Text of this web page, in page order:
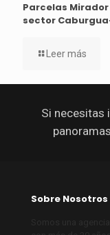
Parcelas Mirador
sector
Leer más
Si necesitas
Sobre Nosotros